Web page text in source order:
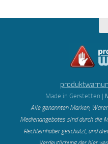
Made in Gerstetten |
Alle genannten Marken,
Medienangebotes sind durch die
Rechteinhaber geschützt, und